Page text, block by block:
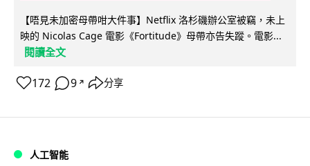
【唔見未加密母帶咁大件事】Netflix 洛杉磯辦公室被竊，未上
映的 Nicolas Cage 電影《Fortitude》母帶亦告失蹤。電影...
閱讀全文
172 9 ↗ 分享
人工智能